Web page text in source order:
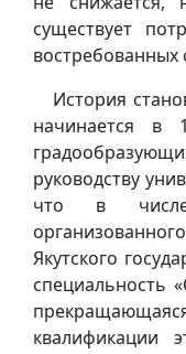
существует
востребованных
История
начинается в
руководству
что в числе
Якутского
специальность
квалификации